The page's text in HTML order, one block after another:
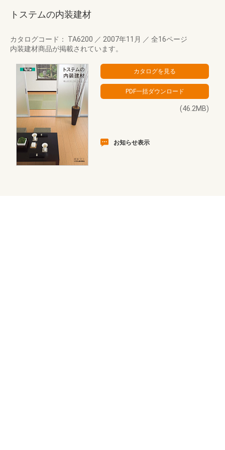
トステムの内装建材
カタログコード： TA6200 ／ 2007年11月 ／ 全16ページ
内装建材商品が掲載されています。
(46.2MB)
お知らせ表示